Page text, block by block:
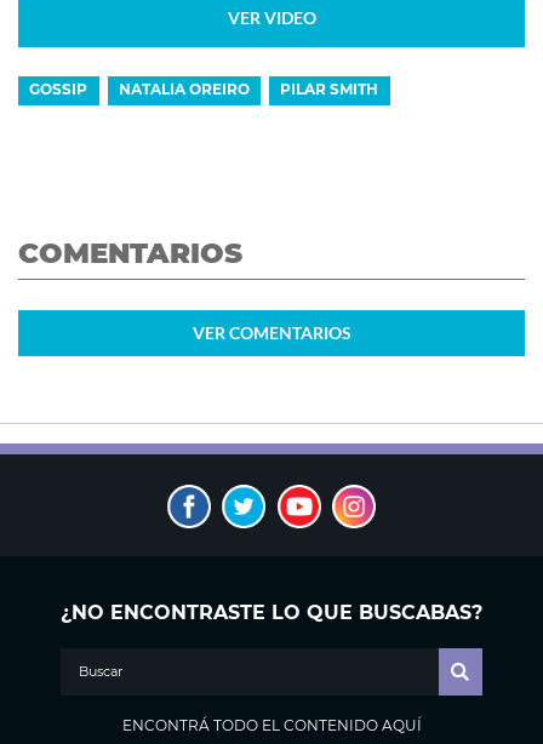
VER VIDEO
GOSSIP NATALIA OREIRO PILAR SMITH
COMENTARIOS
VER COMENTARIOS
¿NO ENCONTRASTE LO QUE BUSCABAS?
ENCONTRÁ TODO EL CONTENIDO AQUÍ